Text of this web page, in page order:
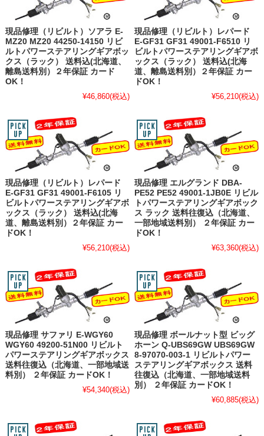
現品修理（リビルト）ソアラ E-
MZ20 MZ20 44250-14150 リビ
ルトパワーステアリングギアボッ
クス（ラック） 送料込(北海道、
離島送料別）２年保証 カード
OK！
¥46,860(税込)
現品修理（リビルト）レパード
E-GF31 GF31 49001-F6510 リ
ビルトパワーステアリングギアボ
ックス（ラック） 送料込(北海
道、離島送料別）２年保証 カー
ドOK！
¥56,210(税込)
現品修理（リビルト）レパード
E-GF31 GF31 49001-F6105 リ
ビルトパワーステアリングギアボ
ックス（ラック） 送料込(北海
道、離島送料別）２年保証 カー
ドOK！
¥56,210(税込)
現品修理 エルグランド DBA-
PE52 PE52 49001-1JB0E リビル
トパワーステアリングギアボック
ス ラック 送料往復込（北海道、
一部地域送料別） ２年保証 カー
ドOK！
¥63,360(税込)
現品修理 サファリ E-WGY60
WGY60 49200-51N00 リビルト
パワーステアリングギアボックス
送料往復込（北海道、一部地域送
料別） ２年保証 カードOK！
¥54,340(税込)
現品修理 ボールナット型 ビッグ
ホーン Q-UBS69GW UBS69GW
8-97070-003-1 リビルトパワー
ステアリングギアボックス 送料
往復込（北海道、一部地域送料
別） ２年保証 カードOK！
¥60,885(税込)